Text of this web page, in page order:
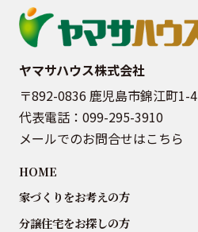
ヤマサハウス株式会社
〒892-0836 鹿児島市錦江町1-4
代表電話： 099-295-3910
メールでのお問合せはこちら
HOME
家づくりをお考えの方
分譲住宅をお探しの方